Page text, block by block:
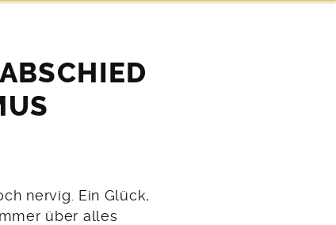
nervig. Ein Glück,
über alles